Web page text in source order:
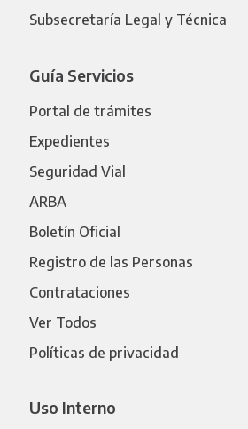
Subsecretaría Legal y Técnica
Guía Servicios
Portal de trámites
Expedientes
Seguridad Vial
ARBA
Boletín Oficial
Registro de las Personas
Contrataciones
Ver Todos
Políticas de privacidad
Uso Interno